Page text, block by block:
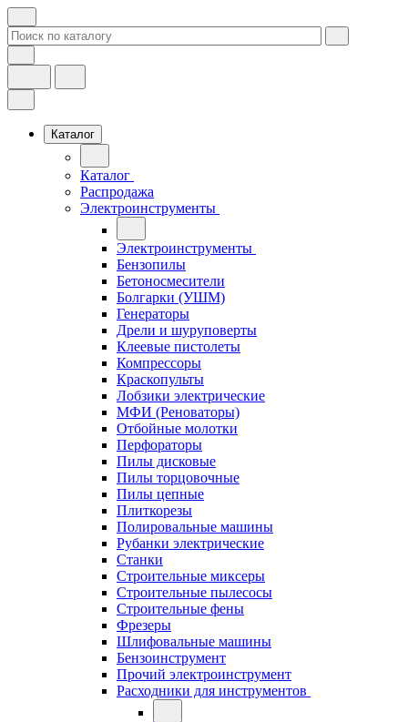
Каталог
Каталог
Распродажа
Электроинструменты
Электроинструменты
Бензопилы
Бетоносмесители
Болгарки (УШМ)
Генераторы
Дрели и шуруповерты
Клеевые пистолеты
Компрессоры
Краскопульты
Лобзики электрические
МФИ (Реноваторы)
Отбойные молотки
Перфораторы
Пилы дисковые
Пилы торцовочные
Пилы цепные
Плиткорезы
Полировальные машины
Рубанки электрические
Станки
Строительные миксеры
Строительные пылесосы
Строительные фены
Фрезеры
Шлифовальные машины
Бензоинструмент
Прочий электроинструмент
Расходники для инструментов